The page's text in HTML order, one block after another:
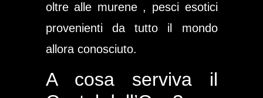
oltre alle murene , pesci esotici
provenienti da tutto il mondo
allora conosciuto.
A cosa serviva il